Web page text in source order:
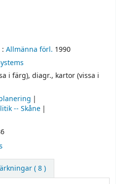
Allmänna förl. 1990
i färg), diagr., kartor (vissa i
-- Skåne
( 8 )